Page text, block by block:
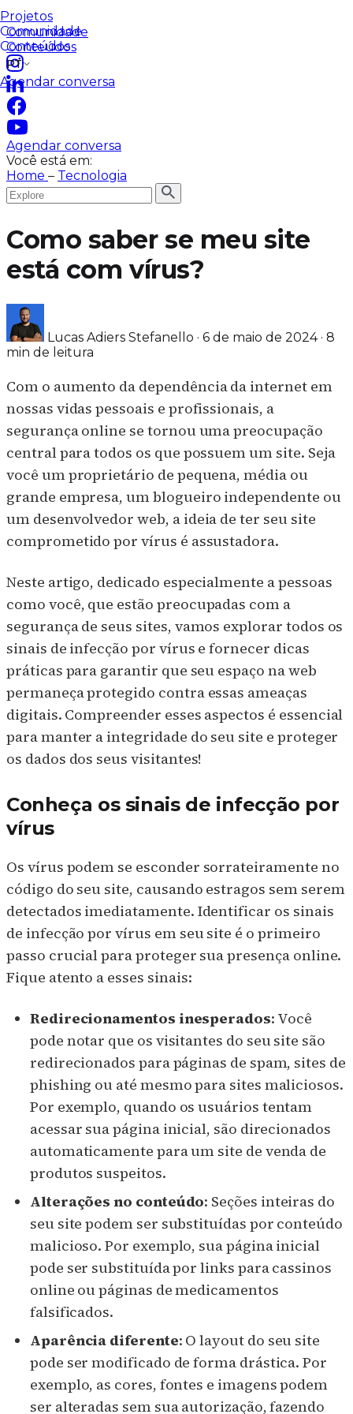
Projetos
Comunidade
Conteúdos
PT
Agendar conversa
Projetos
Comunidade
Conteúdos
Agendar conversa
Você está em:
Home – Tecnologia
Como saber se meu site
está com vírus?
Lucas Adiers Stefanello · 6 de maio de 2024 · 8
min de leitura
Com o aumento da dependência da internet em
nossas vidas pessoais e profissionais, a
segurança online se tornou uma preocupação
central para todos os que possuem um site. Seja
você um proprietário de pequena, média ou
grande empresa, um blogueiro independente ou
um desenvolvedor web, a ideia de ter seu site
comprometido por vírus é assustadora.
Neste artigo, dedicado especialmente a pessoas
como você, que estão preocupadas com a
segurança de seus sites, vamos explorar todos os
sinais de infecção por vírus e fornecer dicas
práticas para garantir que seu espaço na web
permaneça protegido contra essas ameaças
digitais. Compreender esses aspectos é essencial
para manter a integridade do seu site e proteger
os dados dos seus visitantes!
Conheça os sinais de infecção por
vírus
Os vírus podem se esconder sorrateiramente no
código do seu site, causando estragos sem serem
detectados imediatamente. Identificar os sinais
de infecção por vírus em seu site é o primeiro
passo crucial para proteger sua presença online.
Fique atento a esses sinais:
Redirecionamentos inesperados: Você
pode notar que os visitantes do seu site são
redirecionados para páginas de spam, sites de
phishing ou até mesmo para sites maliciosos.
Por exemplo, quando os usuários tentam
acessar sua página inicial, são direcionados
automaticamente para um site de venda de
produtos suspeitos.
Alterações no conteúdo: Seções inteiras do
seu site podem ser substituídas por conteúdo
malicioso. Por exemplo, sua página inicial
pode ser substituída por links para cassinos
online ou páginas de medicamentos
falsificados.
Aparência diferente: O layout do seu site
pode ser modificado de forma drástica. Por
exemplo, as cores, fontes e imagens podem
ser alteradas sem sua autorização, fazendo